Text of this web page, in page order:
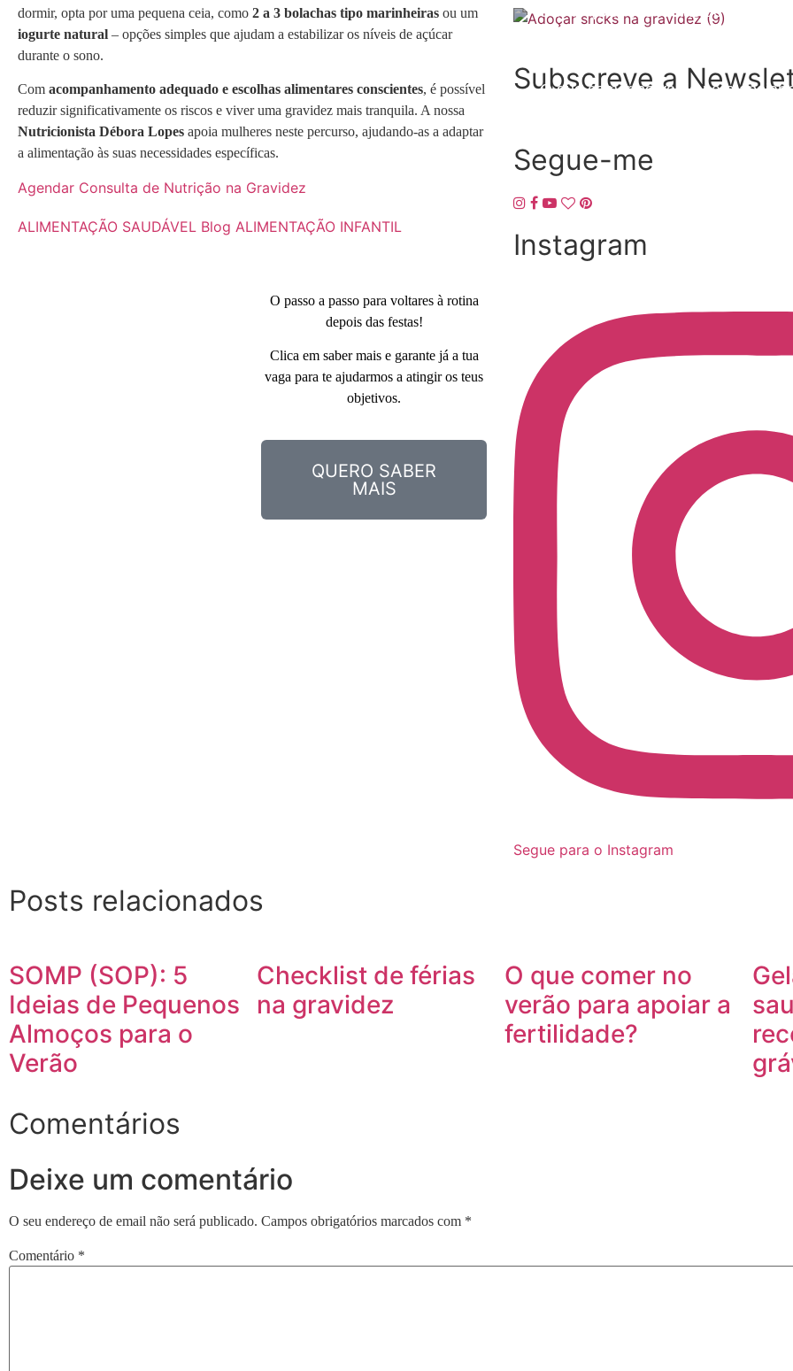
dormir, opta por uma pequena ceia, como 2 a 3 bolachas tipo marinheiras ou um
iogurte natural – opções simples que ajudam a estabilizar os níveis de açúcar
durante o sono.
Com acompanhamento adequado e escolhas alimentares conscientes, é possível
reduzir significativamente os riscos e viver uma gravidez mais tranquila. A nossa
Nutricionista Débora Lopes apoia mulheres neste percurso, ajudando-as a adaptar
a alimentação às suas necessidades específicas.
Agendar Consulta de Nutrição na Gravidez
ALIMENTAÇÃO SAUDÁVEL Blog ALIMENTAÇÃO INFANTIL
O passo a passo para voltares à rotina
depois das festas!
Clica em saber mais e garante já a tua
vaga para te ajudarmos a atingir os teus
objetivos.
QUERO SABER
MAIS
SOMP (SOP): 5 Ideias de
O que comer no verão para apoiar
Subscreve a
Segue-me
Instagram
Segue para o Instagram
Posts relacionados
SOMP (SOP): 5
Ideias de Pequenos
Almoços para o
Verão
Checklist de férias
na gravidez
O que comer no
verão para apoiar a
fertilidade?
Comentários
Deixe um comentário
O seu endereço de email não será publicado. Campos obrigatórios marcados com *
Comentário *